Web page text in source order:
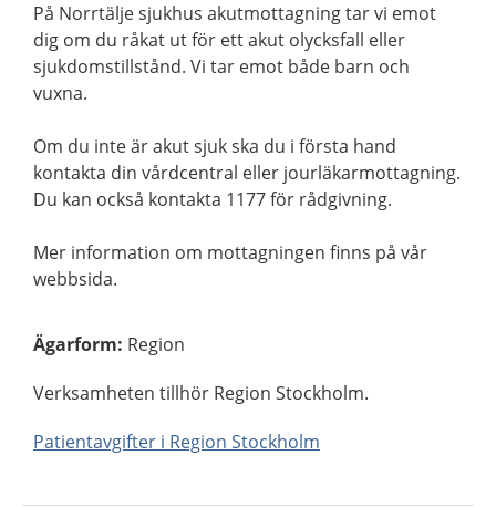
På Norrtälje sjukhus akutmottagning tar vi emot
dig om du råkat ut för ett akut olycksfall eller
sjukdomstillstånd. Vi tar emot både barn och
vuxna.
Om du inte är akut sjuk ska du i första hand
kontakta din vårdcentral eller jourläkarmottagning.
Du kan också kontakta 1177 för rådgivning.
Mer information om mottagningen finns på vår
webbsida.
Ägarform: Region
Verksamheten tillhör Region Stockholm.
Patientavgifter i Region Stockholm